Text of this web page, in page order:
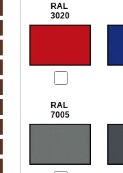
RAL
3020
RAL
7005